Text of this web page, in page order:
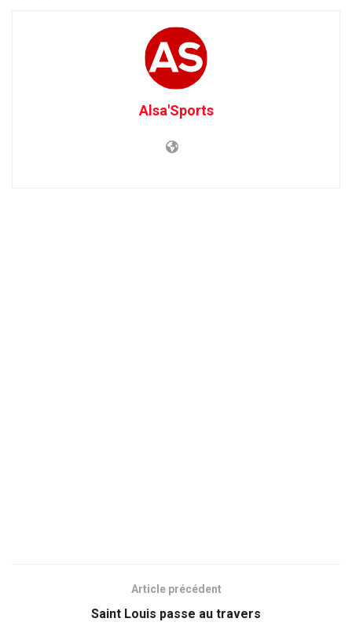
Alsa'Sports
Article précédent
Saint Louis passe au travers